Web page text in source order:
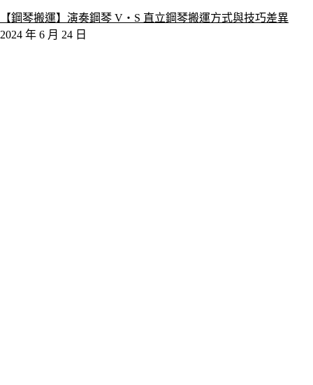
【鋼琴搬運】演奏鋼琴 V‧S 直立鋼琴搬運方式與技巧差異
2024 年 6 月 24 日